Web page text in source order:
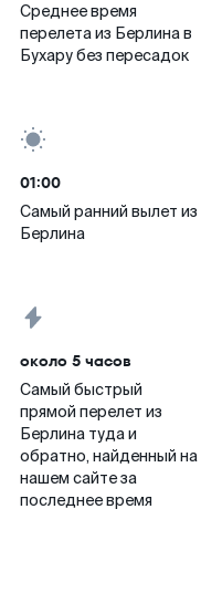
Среднее время
перелета из Берлина в
Бухару без пересадок
01:00
Самый ранний вылет из
Берлина
около 5 часов
Самый быстрый
прямой перелет из
Берлина туда и
обратно, найденный на
нашем сайте за
последнее время